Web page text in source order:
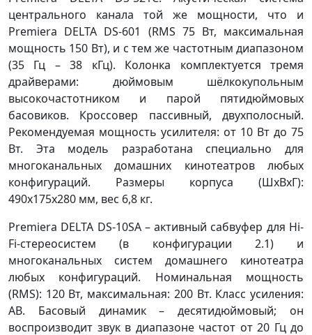
центрального канала той же мощности, что и
Premiera DELTA DS-601 (RMS 75 Вт, максимальная
мощность 150 Вт), и с тем же частотным диапазоном
(35 Гц – 38 кГц). Колонка комплектуется тремя
драйверами: дюймовым шёлкокупольным
высокочастотником и парой пятидюймовых
басовиков. Кроссовер пассивный, двухполосный.
Рекомендуемая мощность усилителя: от 10 Вт до 75
Вт. Эта модель разработана специально для
многоканальных домашних кинотеатров любых
конфигураций. Размеры корпуса (ШxВxГ):
490x175x280 мм, вес 6,8 кг.
Premiera DELTA DS-10SA – активный сабвуфер для Hi-
Fi-стереосистем (в конфигурации 2.1) и
многоканальных систем домашнего кинотеатра
любых конфигураций. Номинальная мощность
(RMS): 120 Вт, максимальная: 200 Вт. Класс усиления:
AB. Басовый динамик – десятидюймовый; он
воспроизводит звук в диапазоне частот от 20 Гц до